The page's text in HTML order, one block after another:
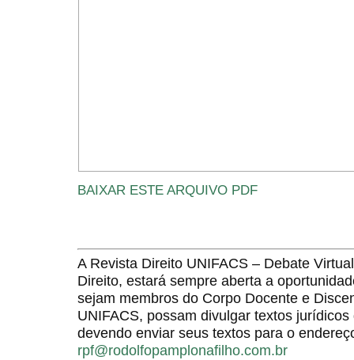
BAIXAR ESTE ARQUIVO PDF
A Revista Direito UNIFACS – Debate
Direito, estará sempre aberta a
sejam membros do Corpo Docente e
UNIFACS, possam divulgar textos
devendo enviar seus textos para o
rpf@rodolfopamplonafilho.com.br